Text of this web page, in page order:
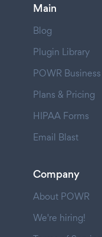
Main
Blog
Plugin Library
POWR Business
Plans & Pricing
HIPAA Forms
Email Blast
Company
About POWR
We're hiring!